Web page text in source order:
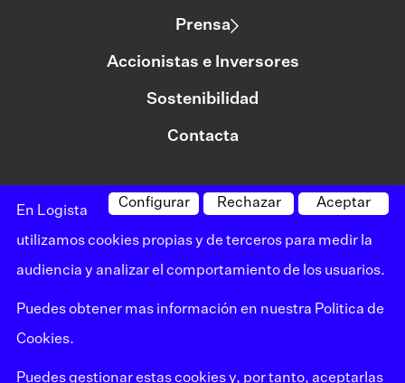
Prensa
Accionistas e Inversores
Sostenibilidad
Contacta
©logista Todos los derechos reservados
Aviso legal
Política de privacidad
Política de cookies
Aceptar
Rechazar
Configurar
En Logista
utilizamos cookies propias y de terceros para medir la
audiencia y analizar el comportamiento de los usuarios.
Puedes obtener mas información en nuestra Politica de
Cookies.
Puedes gestionar estas cookies y, por tanto, aceptarlas